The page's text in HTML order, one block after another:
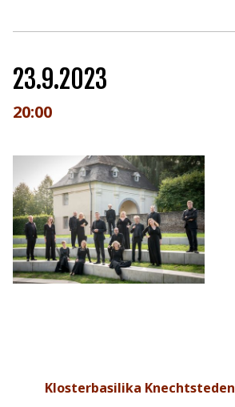
23.9.2023
20:00
Klosterbasilika Knechtsteden